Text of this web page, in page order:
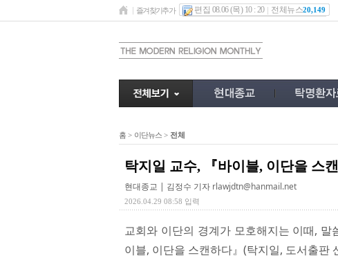
즐겨찾기추가 편집 08.06 (목) 10 : 20 전체뉴스20,149
홈 > 이단뉴스 > 전체
탁지일 교수, 『바이블, 이단을 스
현대종교 | 김정수 기자 rlawjdtn@hanmail.net
2026.04.29 08:58 입력
교회와 이단의 경계가 모호해지는 이때,
이블, 이단을 스캔하다』(탁지일, 도서출판